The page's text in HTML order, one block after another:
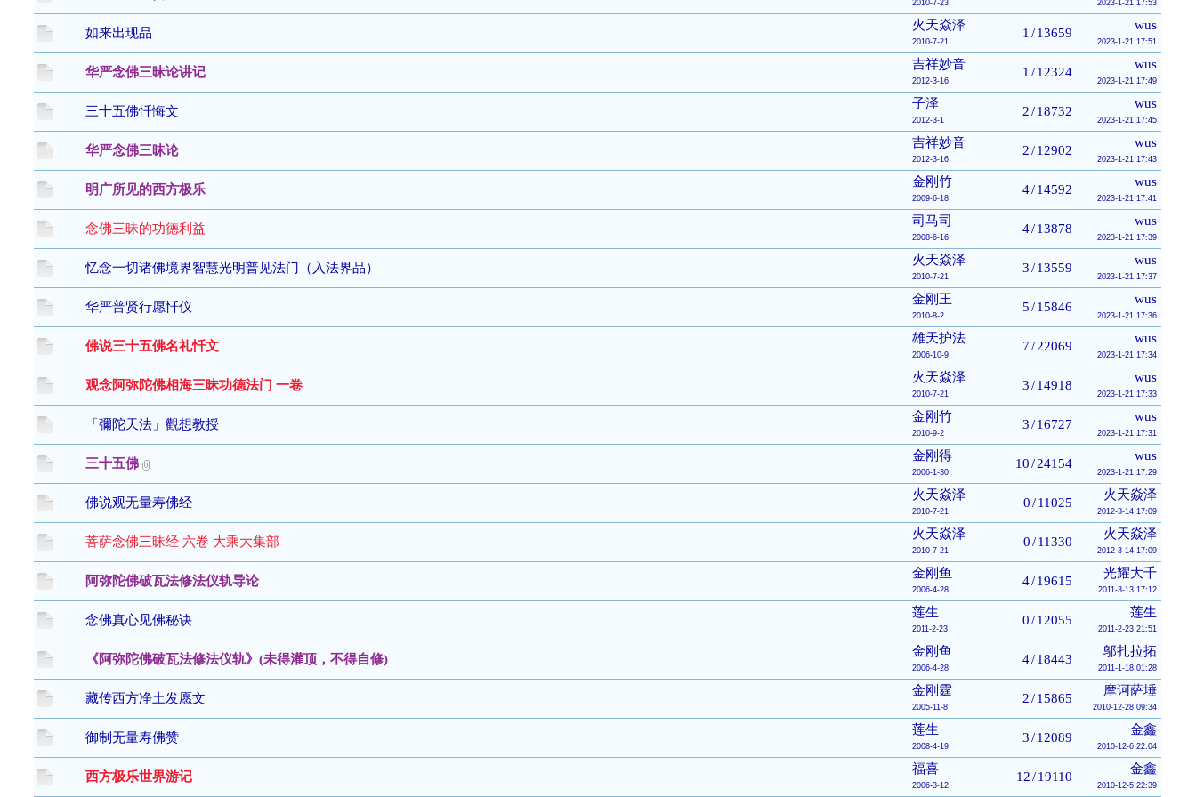
2010-7-23 2023-1-21 17:53
如来出现品
火天焱泽
2010-7-21
1 /13659
wus
2023-1-21 17:51
华严念佛三昧论讲记
吉祥妙音
2012-3-16
1 /12324
wus
2023-1-21 17:49
三十五佛忏悔文
子泽
2012-3-1
2 /18732
wus
2023-1-21 17:45
华严念佛三昧论
吉祥妙音
2012-3-16
2 /12902
wus
2023-1-21 17:43
明广所见的西方极乐
金刚竹
2009-6-18
4/14592
wus
2023-1-21 17:41
念佛三昧的功德利益
司马司
2008-6-16
4/13878
wus
2023-1-21 17:39
忆念一切诸佛境界智慧光明普见法门（入法界品）
火天焱泽
2010-7-21
3 /13559
wus
2023-1-21 17:37
华严普贤行愿忏仪
金刚王
2010-8-2
5 /15846
wus
2023-1-21 17:36
佛说三十五佛名礼忏文
雄天护法
2006-10-9
7 /22069
wus
2023-1-21 17:34
观念阿弥陀佛相海三昧功德法门 一卷
火天焱泽
2010-7-21
3 /14918
wus
2023-1-21 17:33
「彌陀天法」觀想教授
金刚竹
2010-9-2
3 /16727
wus
2023-1-21 17:31
三十五佛
金刚得
2006-1-30
10 /24154
wus
2023-1-21 17:29
佛说观无量寿佛经
火天焱泽
2010-7-21
0 /11025
火天焱泽
2012-3-14 17:09
菩萨念佛三昧经 六卷 大乘大集部
火天焱泽
2010-7-21
0 /11330
火天焱泽
2012-3-14 17:09
阿弥陀佛破瓦法修法仪轨导论
金刚鱼
2006-4-28
4/19615
光耀大千
2011-3-13 17:12
念佛真心见佛秘诀
莲生
2011-2-23
0 /12055
莲生
2011-2-23 21:51
《阿弥陀佛破瓦法修法仪轨》(未得灌顶，不得自修)
金刚鱼
2006-4-28
4/18443
邬扎拉拓
2011-1-18 01:28
藏传西方净土发愿文
金刚霆
2005-11-8
2 /15865
摩诃萨埵
2010-12-28 09:34
御制无量寿佛赞
莲生
2008-4-19
3 /12089
金鑫
2010-12-6 22:04
西方极乐世界游记
福喜
2006-3-12
12 /19110
金鑫
2010-12-5 22:39